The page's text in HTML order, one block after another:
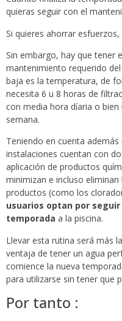
quieras seguir con el
Si quieres ahorrar
Sin embargo, hay que tener
mantenimiento requerido
baja es la temperatura, de
necesita 6 u 8 horas de
con media hora díaria o
semana.
Teniendo en cuenta
instalaciones cuentan con
aplicación de productos
minimizan e incluso
productos (como los
usuarios optan por
temporada a la piscina.
Llevar esta rutina será más
ventaja de tener un agua
comience la nueva
para utilizarse sin tener que
Por tanto :